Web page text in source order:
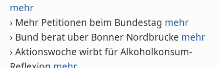
mehr
› Mehr Petitionen beim Bundestag mehr
› Bund berät über Bonner Nordbrücke mehr
› Aktionswoche wirbt für Alkoholkonsum-